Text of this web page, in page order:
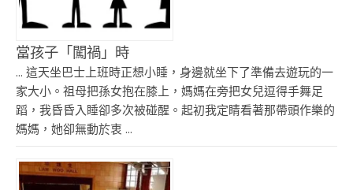
當孩子「闖禍」時
... 這天坐巴士上班時正想小睡，身邊就坐下了準備去遊玩的一
家大小。祖母把孫女抱在膝上，媽媽在旁把女兒逗得手舞足
蹈，我昏昏入睡卻多次被碰醒。起初我定睛看著那帶頭作樂的
媽媽，她卻無動於衷 ...